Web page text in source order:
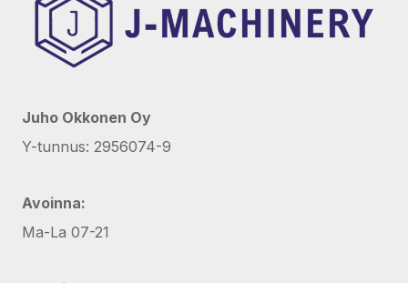
Juho Okkonen Oy
Y-tunnus: 2956074-9
Avoinna:
Ma-La 07-21